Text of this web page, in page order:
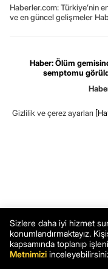
Haberler.com: Türkiye’nin
ve en güncel gelişmeler
Haber: Ölüm
semptomu
Gizlilik ve çerez ayarları
Sizlere daha iyi hizmet
konumlandırmaktayız.
kapsamında toplanıp
Metnimizi